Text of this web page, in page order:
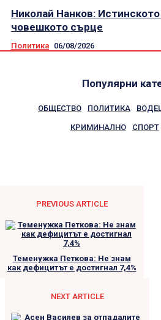
Николай Нанков:
човешкото сърце
Политика 06/08/2026
Популярни
ОБЩЕСТВО ПОЛИТИКА
КРИМИНАЛНО СПОРТ
PREVIOUS ARTICLE
Теменужка Петкова: Не знам
как дефицитът е достигнал 7,4%
NEXT ARTICLE